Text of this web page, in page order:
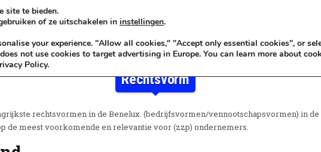
Rechtsvorm
rechtsvormen in de Benelux. (bedrijfsvormen/vennootschapsvormen) in de
de meest voorkomende en relevantie voor (zzp) ondernemers.
site te bieden.
of ze uitschakelen in instellingen.
your experience. "Allow all cookies," "Accept only essential cookies", or
not use cookies to target advertising in Europe. You can learn more about
Policy.